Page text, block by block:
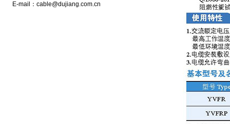
E-mail：cable@dujiang.com.cn